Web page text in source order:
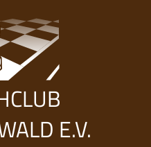
E.V.